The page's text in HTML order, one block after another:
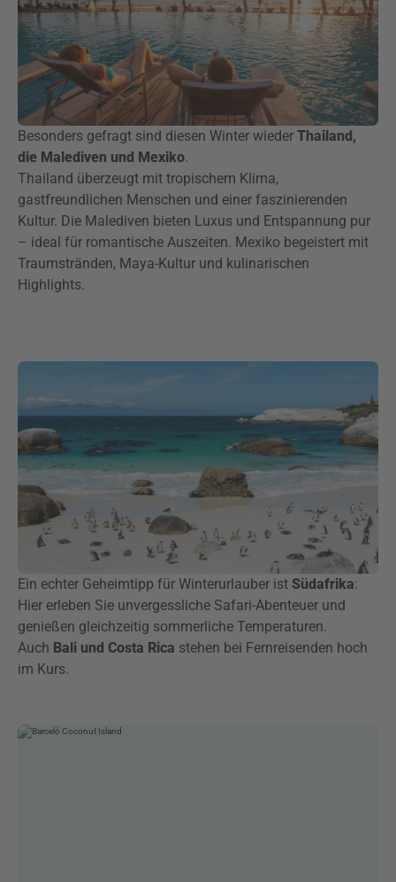
Besonders gefragt sind diesen Winter wieder Thailand,
die Malediven und Mexiko.
Thailand überzeugt mit tropischem Klima,
gastfreundlichen Menschen und einer faszinierenden
Kultur. Die Malediven bieten Luxus und Entspannung pur
– ideal für romantische Auszeiten. Mexiko begeistert mit
Traumstränden, Maya-Kultur und kulinarischen
Highlights.
Ein echter Geheimtipp für Winterurlauber ist Südafrika:
Hier erleben Sie unvergessliche Safari-Abenteuer und
genießen gleichzeitig sommerliche Temperaturen.
Auch Bali und Costa Rica stehen bei Fernreisenden hoch
im Kurs.